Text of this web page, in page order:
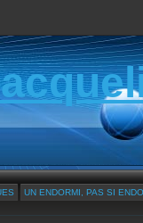
UN ENDORMI, PAS SI